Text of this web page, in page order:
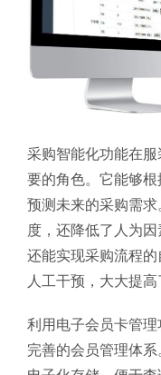
采购智能化功能在
要的角色。它能够
预测未来的采购需
度，还降低了人为
还能实现采购流程
人工干预，大大提高
利用电子会员卡管
完善的会员管理体